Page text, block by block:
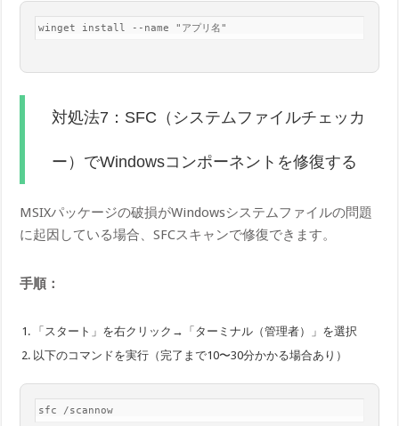
winget install --name "アプリ名"
対処法7：SFC（システムファイルチェッカ
ー）でWindowsコンポーネントを修復する
MSIXパッケージの破損がWindowsシステムファイルの問題
に起因している場合、SFCスキャンで修復できます。
手順：
「スタート」を右クリック→「ターミナル（管理者）」を選択
以下のコマンドを実行（完了まで10〜30分かかる場合あり）
sfc /scannow